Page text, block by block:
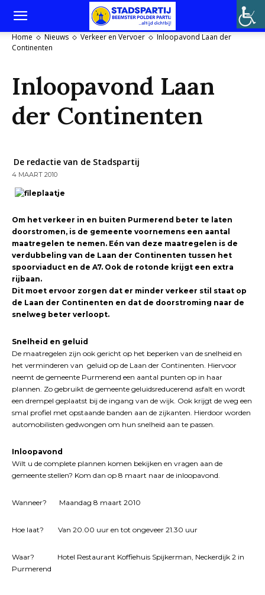
Home Nieuws Verkeer en Vervoer
Inloopavond Laan der
Continenten
Inloopavond Laan
der Continenten
De redactie van de Stadspartij
4 MAART 2010
Om het verkeer in en buiten Purmerend beter te laten
doorstromen, is de gemeente voornemens een aantal
maatregelen te nemen. Eén van deze maatregelen is de
verdubbeling van de Laan der Continenten tussen het
spoorviaduct en de A7. Ook de rotonde krijgt een extra
rijbaan.
Dit moet ervoor zorgen dat er minder verkeer stil staat op
de Laan der Continenten en dat de doorstroming naar de
snelweg beter verloopt.
Snelheid en geluid
De maatregelen zijn ook gericht op het beperken van de snelheid en
het verminderen van geluid op de Laan der Continenten. Hiervoor
neemt de gemeente Purmerend een aantal punten op in haar
plannen. Zo gebruikt de gemeente geluidsreducerend asfalt en wordt
een drempel geplaatst bij de ingang van de wijk. Ook krijgt de weg een
smal profiel met opstaande banden aan de zijkanten. Hierdoor worden
automobilisten gedwongen om hun snelheid aan te passen.
Inloopavond
Wilt u de complete plannen komen bekijken en vragen aan de
gemeente stellen? Kom dan op 8 maart naar de inloopavond.
Wanneer? Maandag 8 maart 2010
Hoe laat? Van 20.00 uur en tot ongeveer 21.30 uur
Waar? Hotel Restaurant Koffiehuis Spijkerman, Neckerdijk 2 in
Purmerend